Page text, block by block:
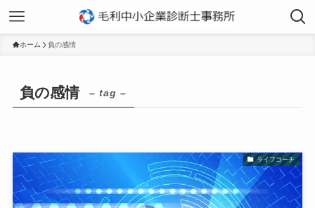
ホーム 負の感情
負の感情 – tag –
ライフコーチ